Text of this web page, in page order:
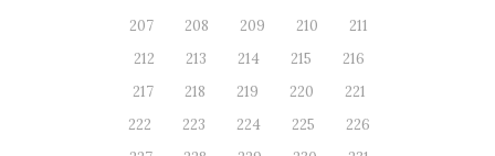
207
208 209 210
211
212
213 214 215
216
217
218 219 220
221
222
223 224 225
226